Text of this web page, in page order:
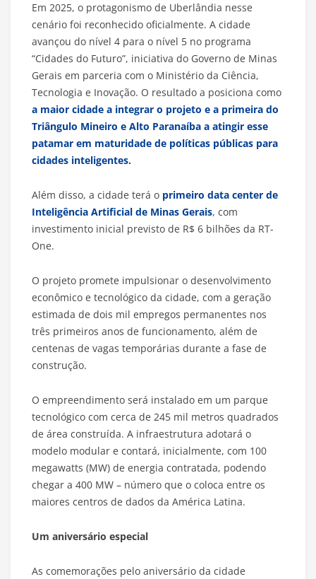
Em 2025, o protagonismo de Uberlândia nesse
cenário foi reconhecido oficialmente. A cidade
avançou do nível 4 para o nível 5 no programa
“Cidades do Futuro”, iniciativa do Governo de Minas
Gerais em parceria com o Ministério da Ciência,
Tecnologia e Inovação. O resultado a posiciona como
a maior cidade a integrar o projeto e a primeira do
Triângulo Mineiro e Alto Paranaíba a atingir esse
patamar em maturidade de políticas públicas para
cidades inteligentes.
Além disso, a cidade terá o primeiro data center de
Inteligência Artificial de Minas Gerais, com
investimento inicial previsto de R$ 6 bilhões da RT-
One.
O projeto promete impulsionar o desenvolvimento
econômico e tecnológico da cidade, com a geração
estimada de dois mil empregos permanentes nos
três primeiros anos de funcionamento, além de
centenas de vagas temporárias durante a fase de
construção.
O empreendimento será instalado em um parque
tecnológico com cerca de 245 mil metros quadrados
de área construída. A infraestrutura adotará o
modelo modular e contará, inicialmente, com 100
megawatts (MW) de energia contratada, podendo
chegar a 400 MW – número que o coloca entre os
maiores centros de dados da América Latina.
Um aniversário especial
As comemorações pelo aniversário da cidade